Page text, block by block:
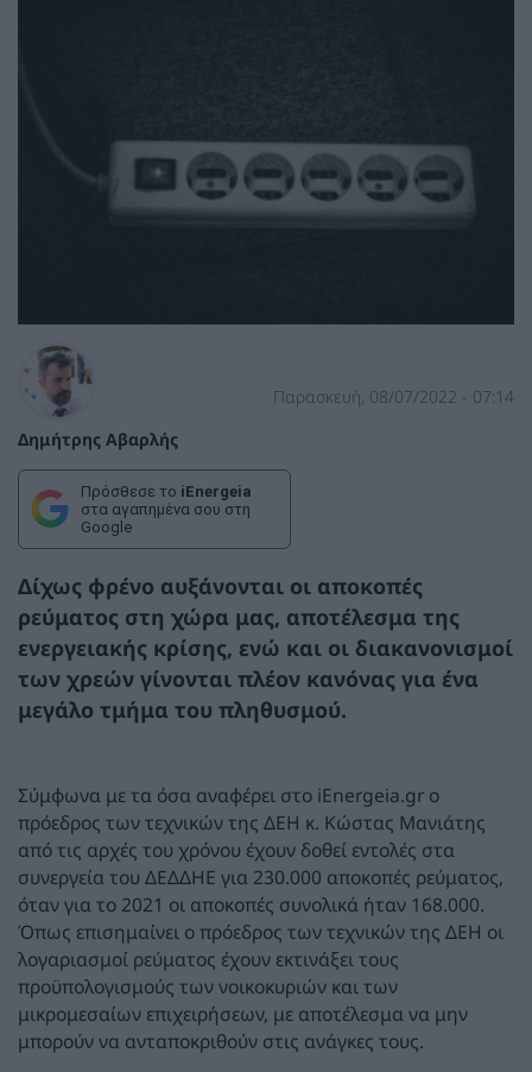
Δημήτρης Αβαρλής
Παρασκευή, 08/07/2022 - 07:14
Πρόσθεσε το iEnergeia
στα αγαπημένα σου στη
Google
Δίχως φρένο αυξάνονται οι αποκοπές
ρεύματος στη χώρα μας, αποτέλεσμα της
ενεργειακής κρίσης, ενώ και οι διακανονισμοί
των χρεών γίνονται πλέον κανόνας για ένα
μεγάλο τμήμα του πληθυσμού.
Σύμφωνα με τα όσα αναφέρει στο iEnergeia.gr o
πρόεδρος των τεχνικών της ΔΕΗ κ. Κώστας Μανιάτης
από τις αρχές του χρόνου έχουν δοθεί εντολές στα
συνεργεία του ΔΕΔΔΗΕ για 230.000 αποκοπές ρεύματος,
όταν για το 2021 οι αποκοπές συνολικά ήταν 168.000.
Όπως επισημαίνει ο πρόεδρος των τεχνικών της ΔΕΗ οι
λογαριασμοί ρεύματος έχουν εκτινάξει τους
προϋπολογισμούς των νοικοκυριών και των
μικρομεσαίων επιχειρήσεων, με αποτέλεσμα να μην
μπορούν να ανταποκριθούν στις ανάγκες τους.